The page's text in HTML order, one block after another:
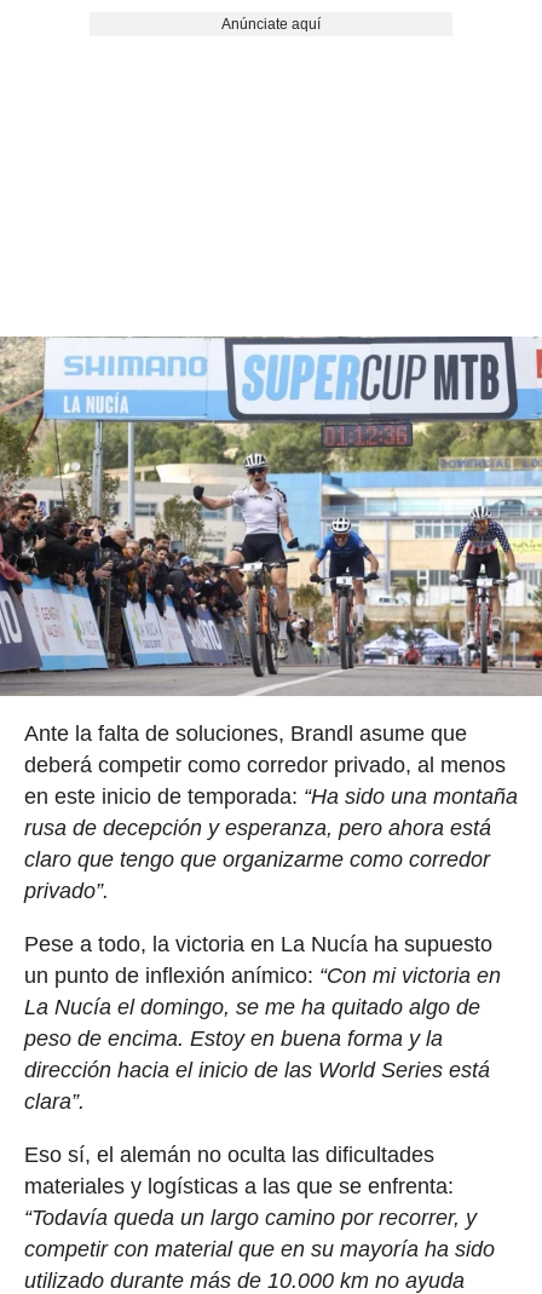
Anúnciate aquí
Ante la falta de soluciones, Brandl asume que
deberá competir como corredor privado, al menos
en este inicio de temporada: “Ha sido una montaña
rusa de decepción y esperanza, pero ahora está
claro que tengo que organizarme como corredor
privado”.
Pese a todo, la victoria en La Nucía ha supuesto
un punto de inflexión anímico: “Con mi victoria en
La Nucía el domingo, se me ha quitado algo de
peso de encima. Estoy en buena forma y la
dirección hacia el inicio de las World Series está
clara”.
Eso sí, el alemán no oculta las dificultades
materiales y logísticas a las que se enfrenta:
“Todavía queda un largo camino por recorrer, y
competir con material que en su mayoría ha sido
utilizado durante más de 10.000 km no ayuda